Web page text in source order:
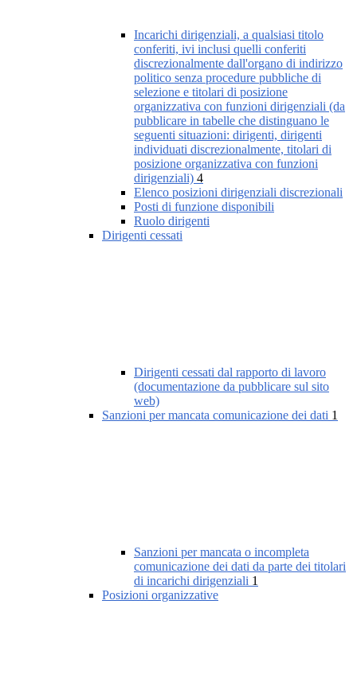
Incarichi dirigenziali, a qualsiasi titolo
conferiti, ivi inclusi quelli conferiti
discrezionalmente dall'organo di indirizzo
politico senza procedure pubbliche di
selezione e titolari di posizione
organizzativa con funzioni dirigenziali (da
pubblicare in tabelle che distinguano le
seguenti situazioni: dirigenti, dirigenti
individuati discrezionalmente, titolari di
posizione organizzativa con funzioni
dirigenziali) 4
Elenco posizioni dirigenziali discrezionali
Posti di funzione disponibili
Ruolo dirigenti
Dirigenti cessati
Dirigenti cessati dal rapporto di lavoro
(documentazione da pubblicare sul sito
web)
Sanzioni per mancata comunicazione dei dati 1
Sanzioni per mancata o incompleta
comunicazione dei dati da parte dei titolari
di incarichi dirigenziali 1
Posizioni organizzative